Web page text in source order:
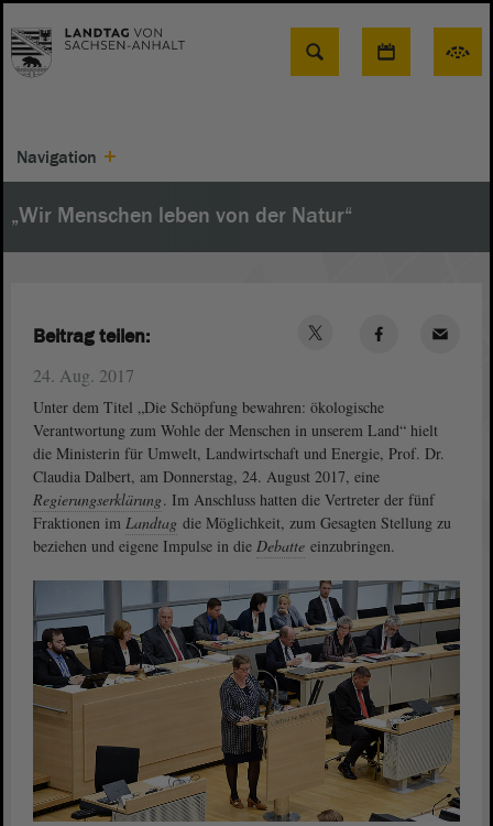
Suche
Navigation
„Wir Menschen leben von der Natur“
24. Aug. 2017
Unter dem Titel „Die Schöpfung bewahren: ökologische
Verantwortung zum Wohle der Menschen in unserem Land“ hielt
die Ministerin für Umwelt, Landwirtschaft und Energie, Prof. Dr.
Claudia Dalbert, am Donnerstag, 24. August 2017, eine
Regierungserklärung. Im Anschluss hatten die Vertreter der fünf
Fraktionen im Landtag die Möglichkeit, zum Gesagten Stellung zu
beziehen und eigene Impulse in die Debatte einzubringen.
Beitrag teilen: